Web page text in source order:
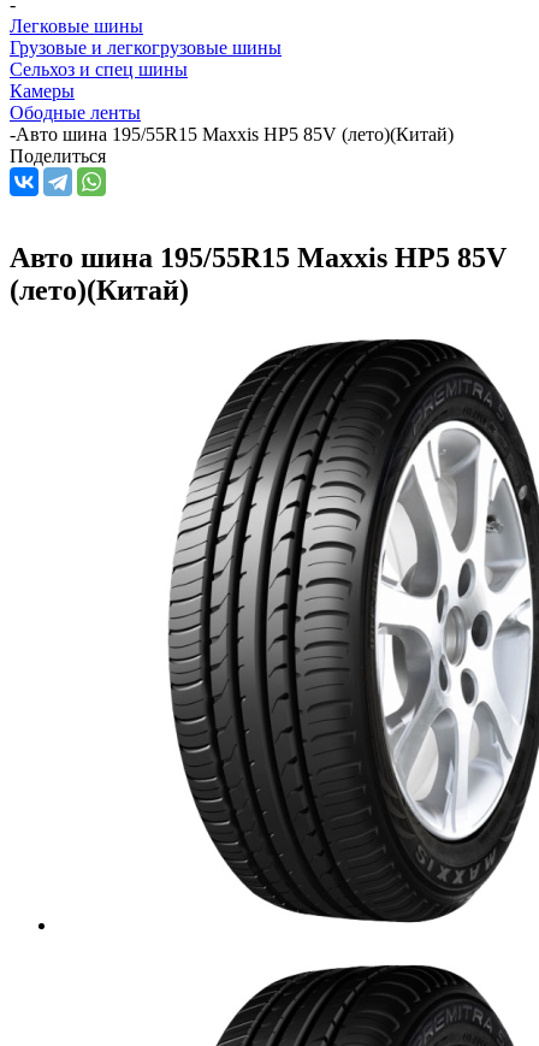
Легковые шины
Грузовые и легкогрузовые шины
Сельхоз и спец шины
Камеры
Ободные ленты
-Авто шина 195/55R15 Maxxis HP5 85V (лето)(Китай)
Поделиться
Авто шина 195/55R15 Maxxis HP5 85V
(лето)(Китай)